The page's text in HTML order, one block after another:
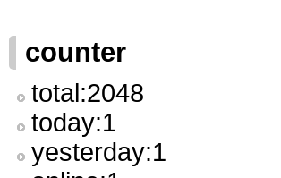
counter
total:2048
today:1
yesterday:1